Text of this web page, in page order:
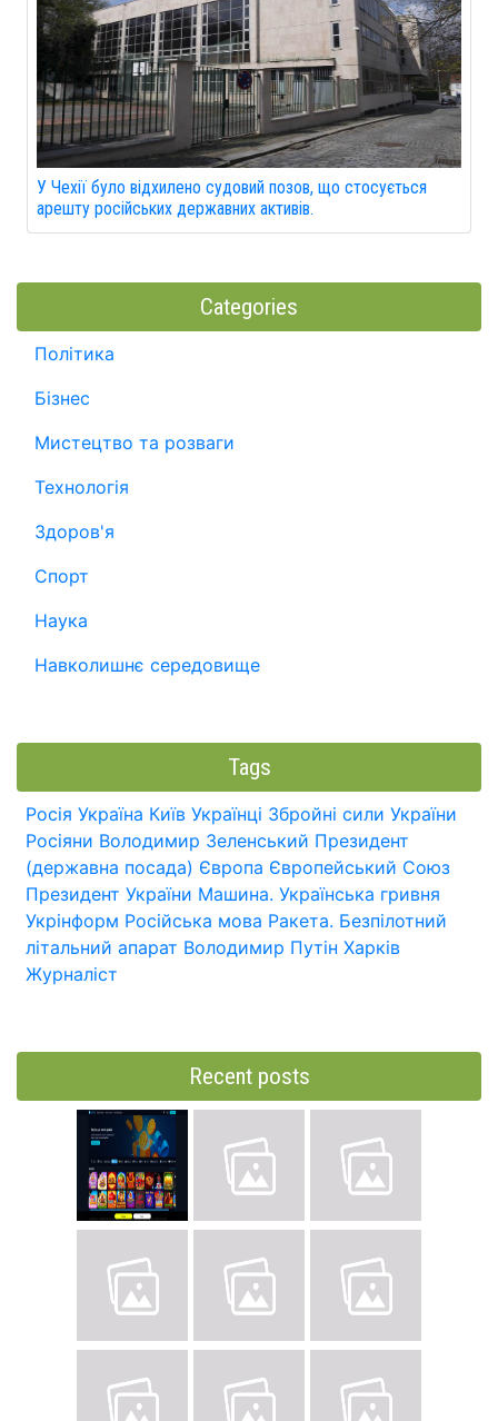
У Чехії було відхилено судовий позов, що стосується
арешту російських державних активів.
Categories
Політика
Бізнес
Мистецтво та розваги
Технологія
Здоров'я
Спорт
Наука
Навколишнє середовище
Tags
Росія Україна Київ Українці Збройні сили України
Росіяни Володимир Зеленський Президент
(державна посада) Європа Європейський Союз
Президент України Машина. Українська гривня
Укрінформ Російська мова Ракета. Безпілотний
літальний апарат Володимир Путін Харків
Журналіст
Recent posts